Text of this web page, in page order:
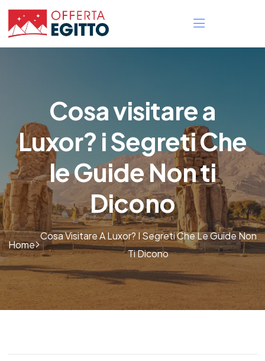
Cosa visitare a
Luxor? i Segreti Che
le Guide Non ti
Dicono
Home
Cosa Visitare A Luxor? I Segreti Che Le Guide Non
Ti Dicono